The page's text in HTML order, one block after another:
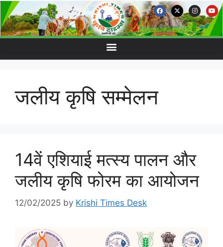
जलीय कृषि सम्मेलन
14वें एशियाई मत्स्य पालन और
जलीय कृषि फोरम का आयोजन
12/02/2025 by Krishi Times Desk